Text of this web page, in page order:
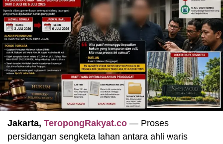
Jakarta, TeropongRakyat.co — Proses
persidangan sengketa lahan antara ahli waris